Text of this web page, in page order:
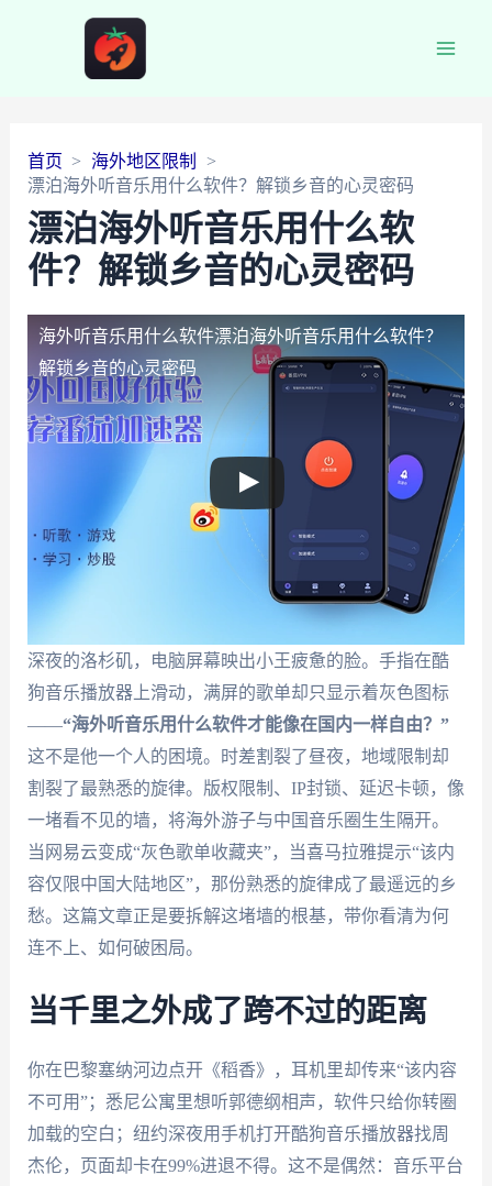
首页
海外地区限制
漂泊海外听音乐用什么软件？解锁乡音的心灵密码
漂泊海外听音乐用什么软
件？解锁乡音的心灵密码
海外听音乐用什么软件漂泊海外听音乐用什么软件？
解锁乡音的心灵密码
深夜的洛杉矶，电脑屏幕映出小王疲惫的脸。手指在酷
狗音乐播放器上滑动，满屏的歌单却只显示着灰色图标
——“海外听音乐用什么软件才能像在国内一样自由？”
这不是他一个人的困境。时差割裂了昼夜，地域限制却
割裂了最熟悉的旋律。版权限制、IP封锁、延迟卡顿，像
一堵看不见的墙，将海外游子与中国音乐圈生生隔开。
当网易云变成“灰色歌单收藏夹”，当喜马拉雅提示“该内
容仅限中国大陆地区”，那份熟悉的旋律成了最遥远的乡
愁。这篇文章正是要拆解这堵墙的根基，带你看清为何
连不上、如何破困局。
当千里之外成了跨不过的距离
你在巴黎塞纳河边点开《稻香》，耳机里却传来“该内容
不可用”；悉尼公寓里想听郭德纲相声，软件只给你转圈
加载的空白；纽约深夜用手机打开酷狗音乐播放器找周
杰伦，页面却卡在99%进退不得。这不是偶然：音乐平台